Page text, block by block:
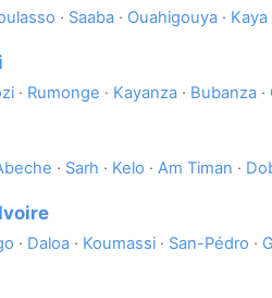
· Saaba · Ouahigouya · Kaya
· Rumonge · Kayanza · Bubanza ·
· Sarh · Kelo · Am Timan ·
· Daloa · Koumassi · San-Pédro ·